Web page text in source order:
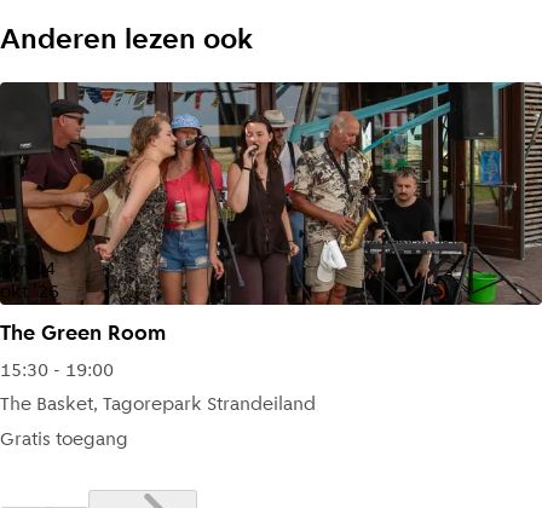
Anderen lezen ook
t/m
04
okt '26
The Green Room
15:30 - 19:00
The Basket, Tagorepark Strandeiland
Gratis toegang